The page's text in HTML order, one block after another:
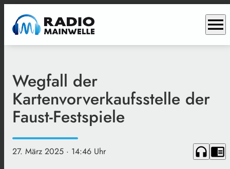
menu
Wegfall der
Kartenvorverkaufsstelle der
Faust-Festspiele
27. März 2025 · 14:46 Uhr headphones chrome_reader_mode